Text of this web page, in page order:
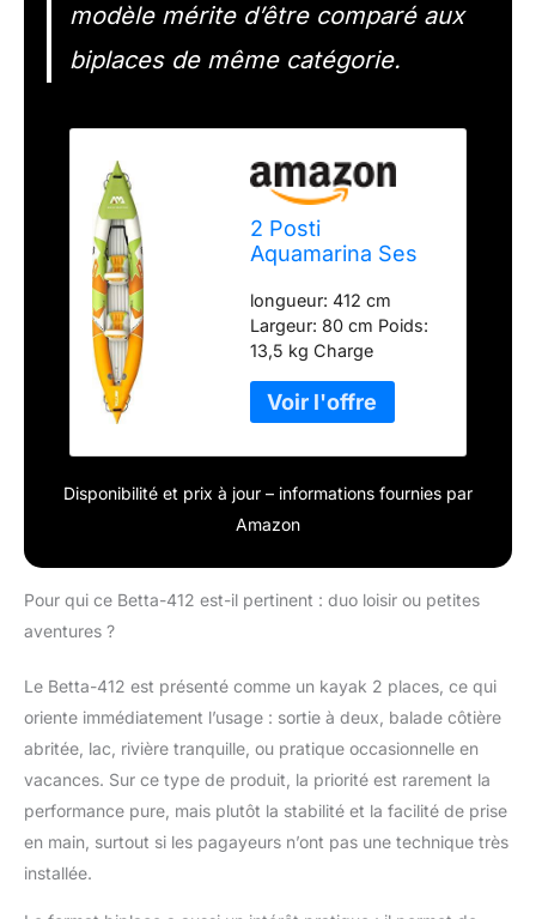
modèle mérite d’être comparé aux
biplaces de même catégorie.
2 Posti
Aquamarina Ses
longueur: 412 cm
Largeur: 80 cm Poids:
13,5 kg Charge
2 passagers
Disponibilité et prix à jour – informations fournies par
Amazon
Pour qui ce Betta-412 est-il pertinent : duo loisir ou petites
aventures ?
Le Betta-412 est présenté comme un kayak 2 places, ce qui
oriente immédiatement l’usage : sortie à deux, balade côtière
abritée, lac, rivière tranquille, ou pratique occasionnelle en
vacances. Sur ce type de produit, la priorité est rarement la
performance pure, mais plutôt la stabilité et la facilité de prise
en main, surtout si les pagayeurs n’ont pas une technique très
installée.